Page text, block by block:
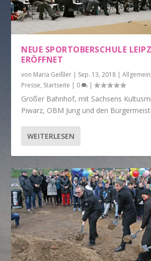
NEUE SPORTOBERSCHULE
ERÖFFNET
von Maria Geißler | Sep. 13, 2018 |Allgemein
Presse, Startseite | 0 |
Großer Bahnhof, mit Sachsens
Piwarz, OBM Jung und den
WEITERLESEN